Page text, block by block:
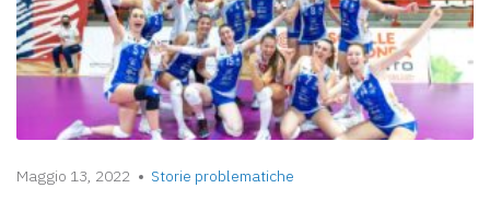
Maggio 13, 2022 Storie problematiche